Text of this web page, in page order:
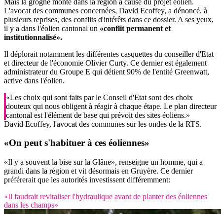
L'avocat des communes concernées, David Ecoffey, a dénoncé, à
plusieurs reprises, des conflits d'intérêts dans ce dossier. A ses yeux,
il y a dans l'éolien cantonal un «conflit permanent et
institutionnalisé».
Il déplorait notamment les différentes casquettes du conseiller d'Etat
et directeur de l'économie Olivier Curty. Ce dernier est également
administrateur du Groupe E qui détient 90% de l'entité Greenwatt,
active dans l'éolien.
«Les choix qui sont faits par le Conseil d'Etat sont des choix
douteux qui nous obligent à réagir à chaque étape. Le plan directeur
cantonal est l'élément de base qui prévoit des sites éoliens.»
David Ecoffey, l'avocat des communes sur les ondes de la RTS.
«On peut s'habituer à ces éoliennes»
«Il y a souvent la bise sur la Glâne», renseigne un homme, qui a
grandi dans la région et vit désormais en Gruyère. Ce dernier
préférerait que les autorités investissent différemment:
«Il faudrait revitaliser l'hydraulique avant de planter des éoliennes
dans les champs»